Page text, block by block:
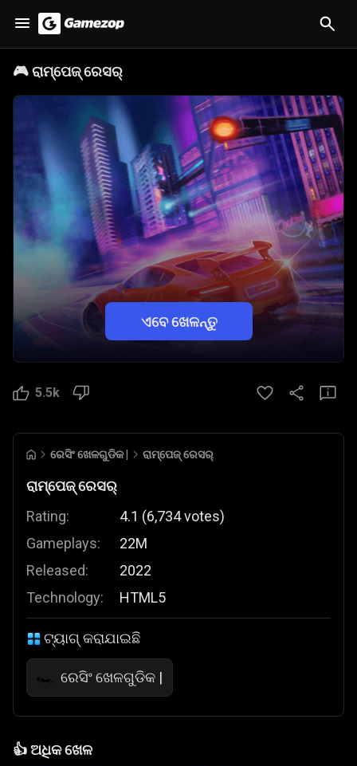
🎮ରାମ୍ପେଜ୍ ରେସର୍
ଏବେ ଖେଳନ୍ତୁ
5.5k
ରେସିଂ ଖେଳଗୁଡିକ | ରାମ୍ପେଜ୍ ରେସର୍
ରାମ୍ପେଜ୍ ରେସର୍
Rating:
Gameplays:
Released:
Technology:
4.1 (6,734votes)
22M
2022
HTML5
ଟ୍ୟାଗ୍ କରାଯାଇଛି
🏎️ ରେସିଂ ଖେଳଗୁଡିକ |
👍ଅଧିକ ଖେଳ